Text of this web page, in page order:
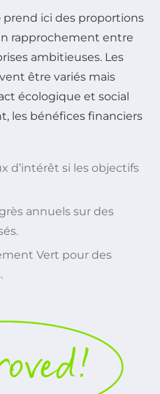
prend ici des proportions
rapprochement entre
ambitieuses. Les
être variés mais
écologique et social
les bénéfices financiers
d’intérêt si les objectifs
annuels sur des
Vert pour des